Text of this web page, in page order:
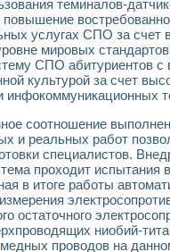
LabVIEW для
виртуальной работы
маятник
для изучения основ
практикум:
для исследования
лазерно-
измерительный
технологий
практикум
стенд для исследования
и программное
лабораторный
роботом ТУР-10
теминалов-
услугах СПО за счет
мировых
СПО абитуриентов с
культурой за счет
инфокоммуникационных
соотношение
и реальных работ
специалистов.
проходит
в итоге работы
остаточного
ниобий-
проводов на